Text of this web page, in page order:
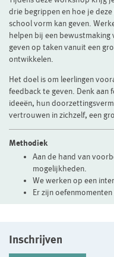
drie begrippen en hoe je
school vorm kan geven.
helpen bij een bewustmaking
geven op taken vanuit een
ontwikkelen.
Het doel is om leerlingen
feedback te geven. Denk
ideeën, hun
vertrouwen in zichzelf, een
Methodiek
Aan de hand van
mogelijkheden.
We werken op een
Er zijn
Inschrijven